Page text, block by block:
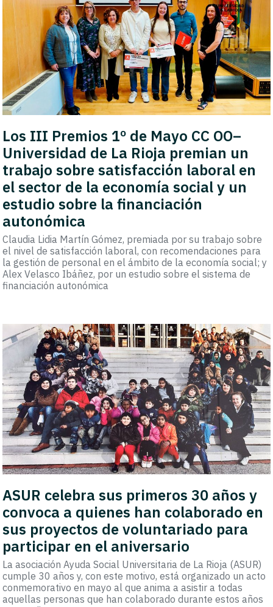
Los III Premios 1º de Mayo CC OO–
Universidad de La Rioja premian un
trabajo sobre satisfacción laboral en
el sector de la economía social y un
estudio sobre la financiación
autonómica
Claudia Lidia Martín Gómez, premiada por su trabajo sobre
el nivel de satisfacción laboral, con recomendaciones para
la gestión de personal en el ámbito de la economía social; y
Alex Velasco Ibáñez, por un estudio sobre el sistema de
financiación autonómica
ASUR celebra sus primeros 30 años y
convoca a quienes han colaborado en
sus proyectos de voluntariado para
participar en el aniversario
La asociación Ayuda Social Universitaria de La Rioja (ASUR)
cumple 30 años y, con este motivo, está organizado un acto
conmemorativo en mayo al que anima a asistir a todas
aquellas personas que han colaborado durante estos años